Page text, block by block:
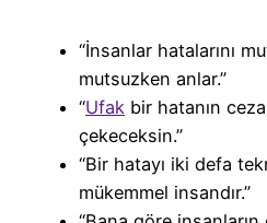
“İnsanlar hatalarını
mutsuzken anlar.”
“Ufak bir hatanın
çekeceksin.”
“Bir hatayı iki defa
mükemmel insandır.”